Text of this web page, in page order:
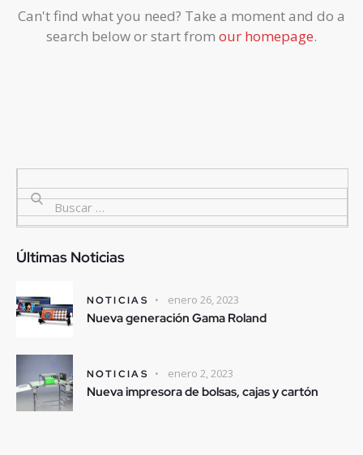
Can't find what you need? Take a moment and do a
search below or start from our homepage.
Últimas Noticias
NOTICIAS enero 26, 2023
Nueva generación Gama Roland
NOTICIAS enero 2, 2023
Nueva impresora de bolsas, cajas y cartón